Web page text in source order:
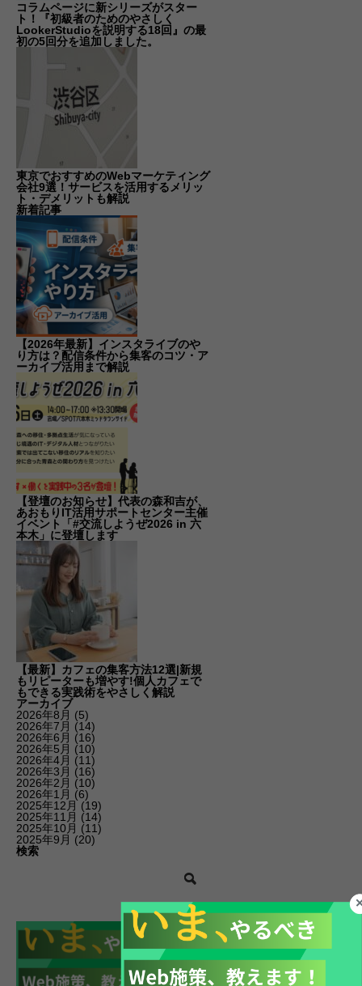
コラムページに新シリーズがスター
ト！『初級者のためのやさしく
LookerStudioを説明する18回』の最
初の5回分を追加しました。
東京でおすすめのWebマーケティング
会社9選！サービスを活用するメリッ
ト・デメリットも解説
新着記事
【2026年最新】インスタライブのや
り方は？配信条件から集客のコツ・ア
ーカイブ活用まで解説
【登壇のお知らせ】代表の森和吉が、
あおもりIT活用サポートセンター主催
イベント「#交流しようぜ2026 in 六
本木」に登壇します
【最新】カフェの集客方法12選|新規
もリピーターも増やす!個人カフェで
もできる実践術をやさしく解説
アーカイブ
2026年8月 (5)
2026年7月 (14)
2026年6月 (16)
2026年5月 (10)
2026年4月 (11)
2026年3月 (16)
2026年2月 (10)
2026年1月 (6)
2025年12月 (19)
2025年11月 (14)
2025年10月 (11)
2025年9月 (20)
検索